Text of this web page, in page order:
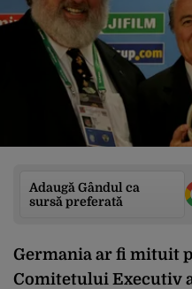
Adaugă Gândul ca
sursă preferată
Germania ar fi mituit
Comitetului Executiv